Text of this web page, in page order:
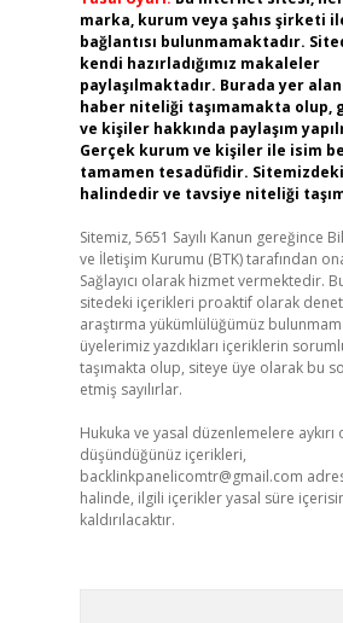
marka, kurum veya şahıs şirketi
bağlantısı bulunmamaktadır.
kendi hazırladığımız makaleler
paylaşılmaktadır. Burada yer
haber niteliği taşımamakta olup,
ve kişiler hakkında paylaşım
Gerçek kurum ve kişiler ile isim
tamamen tesadüfidir.
halindedir ve tavsiye niteliği
Sitemiz, 5651 Sayılı Kanun gereğince
ve İletişim Kurumu (BTK) tarafından
Sağlayıcı olarak hizmet vermektedir.
sitedeki içerikleri proaktif olarak
araştırma yükümlülüğümüz
üyelerimiz yazdıkları içeriklerin
taşımakta olup, siteye üye olarak bu
etmiş sayılırlar.
Hukuka ve yasal düzenlemelere aykırı
düşündüğünüz içerikleri,
backlinkpanelicomtr@gmail.com
halinde, ilgili içerikler yasal süre
kaldırılacaktır.